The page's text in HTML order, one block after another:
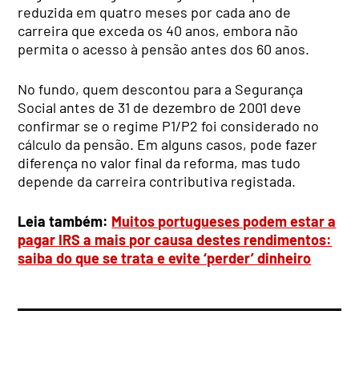
reduzida em quatro meses por cada ano de
carreira que exceda os 40 anos, embora não
permita o acesso à pensão antes dos 60 anos.
No fundo, quem descontou para a Segurança
Social antes de 31 de dezembro de 2001 deve
confirmar se o regime P1/P2 foi considerado no
cálculo da pensão. Em alguns casos, pode fazer
diferença no valor final da reforma, mas tudo
depende da carreira contributiva registada.
Leia também: Muitos portugueses podem estar a
pagar IRS a mais por causa destes rendimentos:
saiba do que se trata e evite ‘perder’ dinheiro